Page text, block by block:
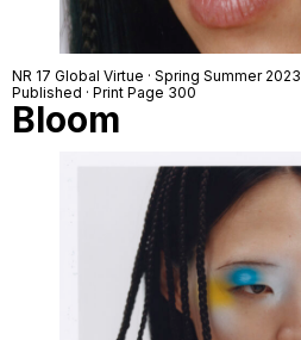
NR 17 Global Virtue · Spring Summer 2023
Published · Print Page 300
Bloom